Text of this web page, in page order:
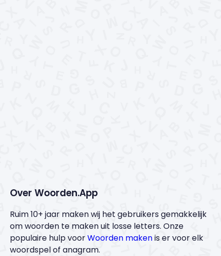
Over Woorden.App
Ruim 10+ jaar maken wij het gebruikers gemakkelijk
om woorden te maken uit losse letters. Onze
populaire hulp voorWoorden makenis er voor elk
woordspel of anagram.